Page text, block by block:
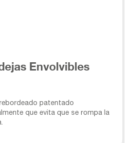
Envolvibles
patentado
que evita que se rompa la